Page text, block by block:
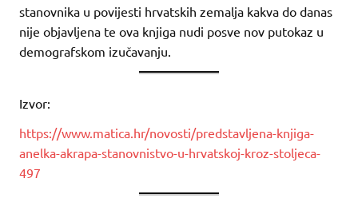
stanovnika u povijesti hrvatskih zemalja kakva do danas
nije objavljena te ova knjiga nudi posve nov putokaz u
demografskom izučavanju.
Izvor:
https://www.matica.hr/novosti/predstavljena-knjiga-
anelka-akrapa-stanovnistvo-u-hrvatskoj-kroz-stoljeca-
497